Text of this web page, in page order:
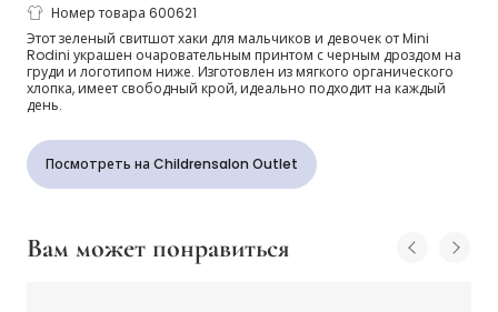
Свитшот зеленый хаки из
органического хлопка с дроздом
Номер товара 600621
Этот зеленый свитшот хаки для мальчиков и девочек от Mini
Rodini украшен очаровательным принтом с черным дроздом на
груди и логотипом ниже. Изготовлен из мягкого органического
хлопка, имеет свободный крой, идеально подходит на каждый
день.
Посмотреть на Childrensalon Outlet
Вам может понравиться